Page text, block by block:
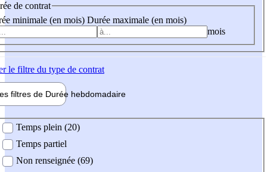
de contrat
minimale (en mois) Durée maximale (en mois)
mois
le filtre du type de contrat
filtres de Durée hebdomadaire
Temps plein (20)
Temps partiel
Non renseignée (69)